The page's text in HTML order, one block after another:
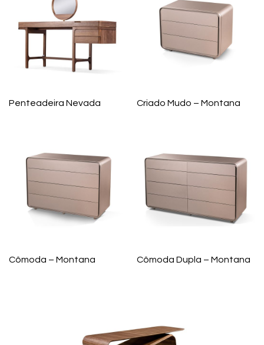
Penteadeira Nevada Criado Mudo – Montana
Cômoda – Montana Cômoda Dupla – Montana